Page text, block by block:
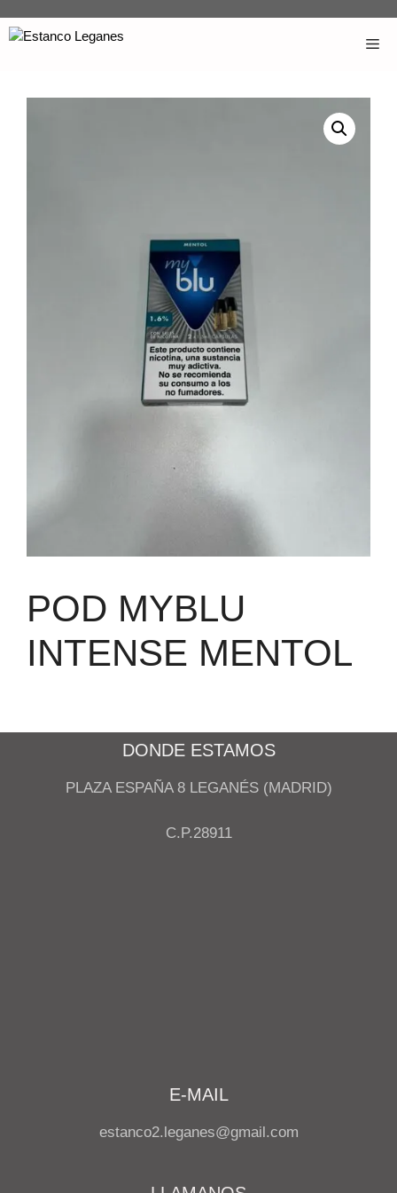
POD MYBLU
INTENSE MENTOL
DONDE ESTAMOS
PLAZA ESPAÑA 8 LEGANÉS (MADRID)
C.P.28911
E-MAIL
estanco2.leganes@gmail.com